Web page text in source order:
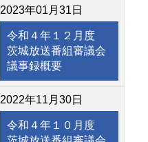
2023年01月31日
令和４年１２月度
茨城放送番組審議会
議事録概要
2022年11月30日
令和４年１０月度